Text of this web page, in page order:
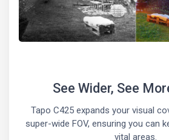
See Wider, See
Tapo C425 expands your visual
super-wide FOV, ensuring you can
vital areas.